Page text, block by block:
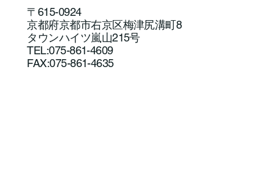
アユルアー体験教室を開催しました！
〒615-0924
京都府京都市右京区梅津尻溝町8
タウンハイツ嵐山215号
TEL:075-861-4609
FAX:075-861-4635